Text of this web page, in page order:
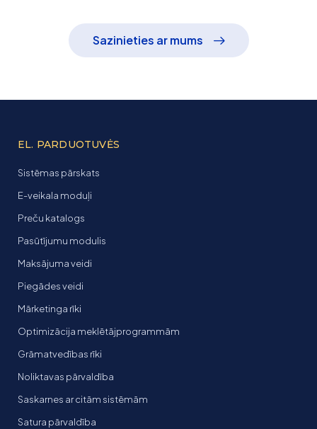
Sazinieties ar mums
EL. PARDUOTUVĖS
Sistēmas pārskats
E-veikala moduļi
Preču katalogs
Pasūtījumu modulis
Maksājuma veidi
Piegādes veidi
Mārketinga rīki
Optimizācija meklētājprogrammām
Grāmatvedības rīki
Noliktavas pārvaldība
Saskarnes ar citām sistēmām
Satura pārvaldība